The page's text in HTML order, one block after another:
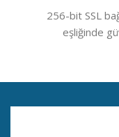
256-bit SSL
eşliğinde